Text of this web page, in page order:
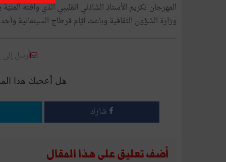
وزارة الشؤون الثقافية وباعث أيّام قرطاج السينمائية وأحد
أرسل
هل أعجبك هذا
شارك
أضف تعليق على هذا المقال